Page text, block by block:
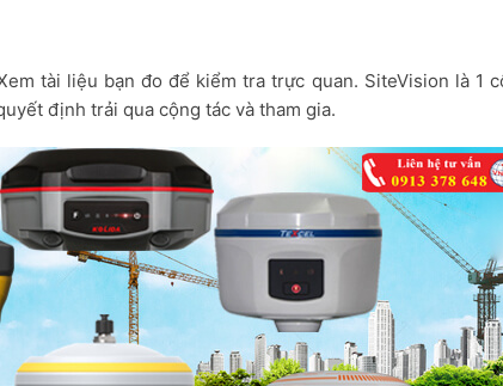
tài liệu bạn đo để kiểm tra trực quan. SiteVision là 1
định trải qua cộng tác và tham gia.